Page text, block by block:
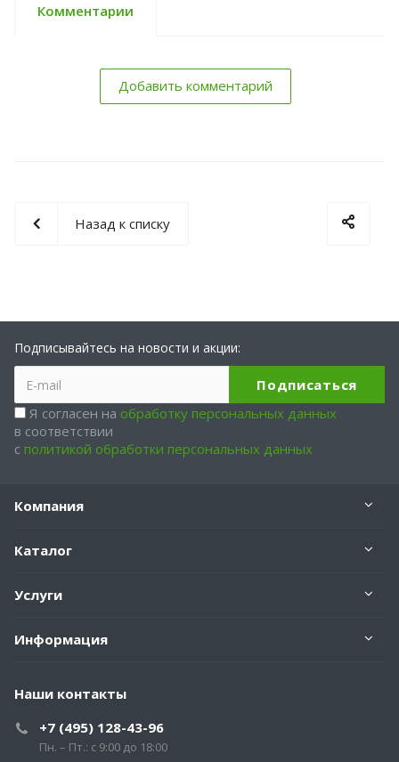
Комментарии
Добавить комментарий
Назад к списку
Подписывайтесь на новости и акции:
Я согласен на обработку персональных данных
в соответствии
с политикой обработки персональных данных
Компания
Каталог
Услуги
Информация
Наши контакты
+7 (495) 128-43-96
Пн. – Пт.: с 9:00 до 18:00